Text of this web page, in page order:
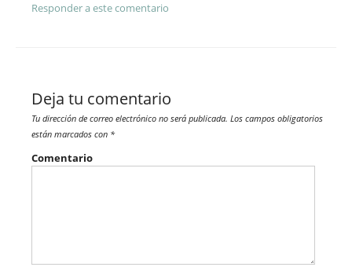
Responder a este comentario
Deja tu comentario
Tu dirección de correo electrónico no será publicada. Los campos obligatorios
están marcados con *
Comentario